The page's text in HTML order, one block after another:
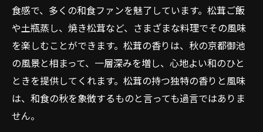
食感で、多くの和食ファンを魅了しています。松茸ご飯
や土瓶蒸し、焼き松茸など、さまざまな料理でその風味
を楽しむことができます。松茸の香りは、秋の京都御池
の風景と相まって、一層深みを増し、心地よい和のひと
ときを提供してくれます。松茸の持つ独特の香りと風味
は、和食の秋を象徴するものと言っても過言ではありま
せん。